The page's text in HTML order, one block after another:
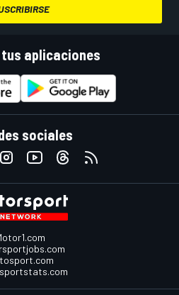
aplicaciones
sociales